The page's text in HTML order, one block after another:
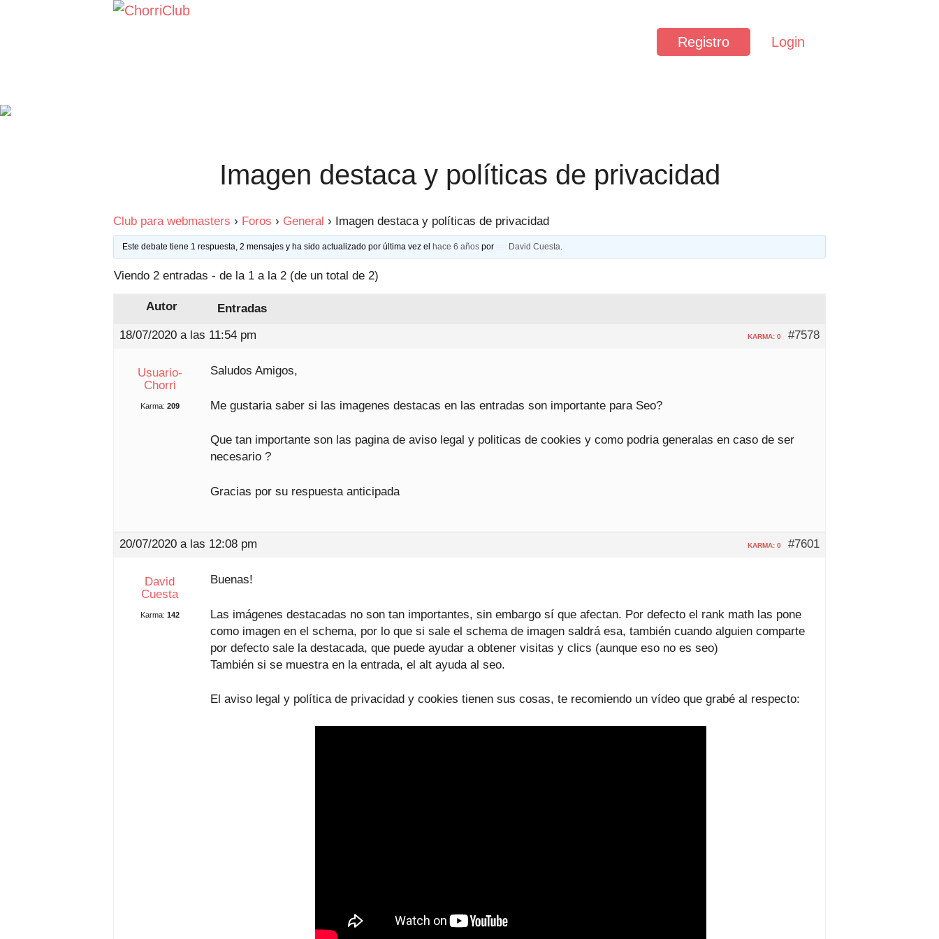
Registro Login
Imagen destaca y políticas de privacidad
Club para webmasters › Foros › General › Imagen destaca y políticas de privacidad
Este debate tiene 1 respuesta, 2 mensajes y ha sido actualizado por última vez el hace 6 años por David Cuesta.
Viendo 2 entradas - de la 1 a la 2 (de un total de 2)
Autor
Entradas
18/07/2020 a las 11:54 pm
#7578
KARMA: 0
Usuario-
Chorri
Karma: 209
Saludos Amigos,
Me gustaria saber si las imagenes destacas en las entradas son importante para Seo?
Que tan importante son las pagina de aviso legal y politicas de cookies y como podria generalas en caso de ser
necesario ?
Gracias por su respuesta anticipada
20/07/2020 a las 12:08 pm #7601
KARMA: 0
David
Cuesta
Karma: 142
Buenas!
Las imágenes destacadas no son tan importantes, sin embargo sí que afectan. Por defecto el rank math las pone
como imagen en el schema, por lo que si sale el schema de imagen saldrá esa, también cuando alguien comparte
por defecto sale la destacada, que puede ayudar a obtener visitas y clics (aunque eso no es seo)
También si se muestra en la entrada, el alt ayuda al seo.
El aviso legal y política de privacidad y cookies tienen sus cosas, te recomiendo un vídeo que grabé al respecto: